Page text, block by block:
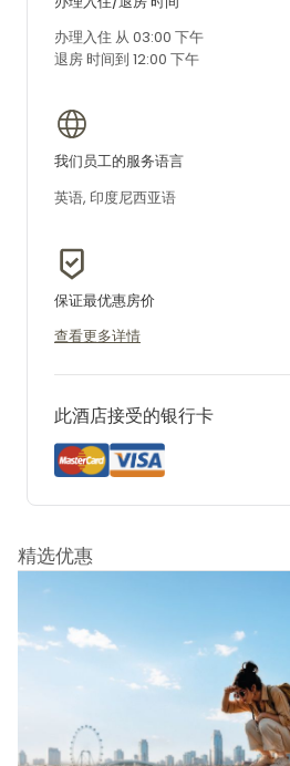
办理入住 从 03:00 下午
退房 时间到 12:00 下午
我们员工的服务语言
英语, 印度尼西亚语
保证最优惠房价
查看更多详情
此酒店接受的银行卡
精选优惠